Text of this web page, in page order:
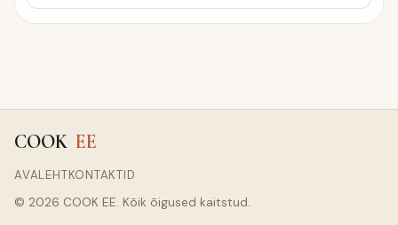
COOK EE
AVALEHTKONTAKTID
© 2026 COOK EE. Kõik õigused kaitstud.